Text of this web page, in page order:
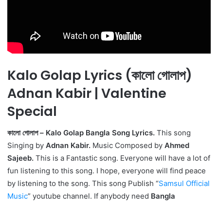
Kalo Golap Lyrics (কালো গোলাপ)
Adnan Kabir | Valentine
Special
কালো গোলাপ – Kalo Golap Bangla Song Lyrics. This song
Singing by Adnan Kabir. Music Composed by Ahmed
Sajeeb. This is a Fantastic song. Everyone will have a lot of
fun listening to this song. I hope, everyone will find peace
by listening to the song. This song Publish “Samsul Official
Music” youtube channel. If anybody need Bangla